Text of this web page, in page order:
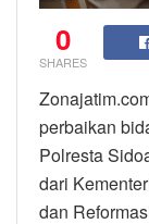
0
SHARES
perbaikan
Polresta
dari
dan